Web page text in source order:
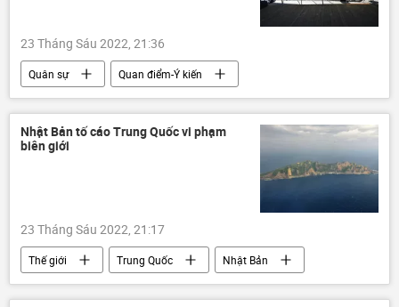
23 Tháng Sáu 2022, 21:36
Quân sự
Quan điểm-Ý kiến
chuyên gia
NATO xe tăng
Nhật Bản tố cáo Trung Quốc vi phạm
biên giới
23 Tháng Sáu 2022, 21:17
Thế giới Trung Quốc
Nhật Bản
Quân sự
Chính trị